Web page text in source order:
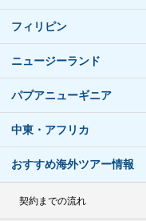
フィリピン
ニュージーランド
パプアニューギニア
中東・アフリカ
おすすめ海外ツアー情報
契約までの流れ